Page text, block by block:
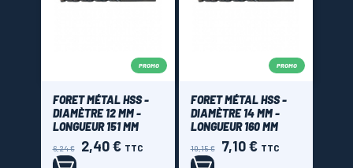
PROMO
FORET MÉTAL HSS -
DIAMÈTRE 12 MM -
LONGUEUR 151 MM
Prix
de
6,24 € Prix
2,40 € TTC
PROMO
FORET MÉTAL HSS -
DIAMÈTRE 14 MM -
LONGUEUR 160 MM
Prix
de
10,15 € Prix
7,10 € TTC